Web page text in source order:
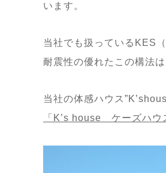
います。
当社でも扱っているKES
耐震性の優れたこの構法
当社の体感ハウス
「K’s house ケーズハ